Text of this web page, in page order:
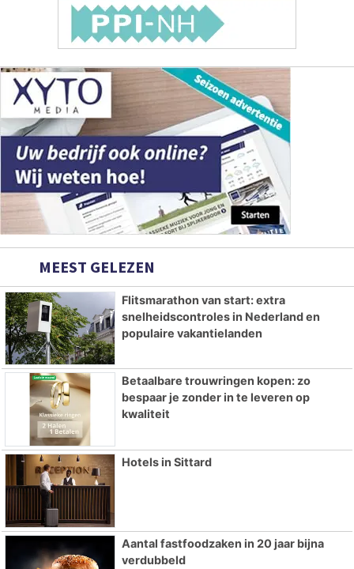
MEEST GELEZEN
Flitsmarathon van start: extra
snelheidscontroles in Nederland en
populaire vakantielanden
Betaalbare trouwringen kopen: zo
bespaar je zonder in te leveren op
kwaliteit
Hotels in Sittard
Aantal fastfoodzaken in 20 jaar bijna
verdubbeld